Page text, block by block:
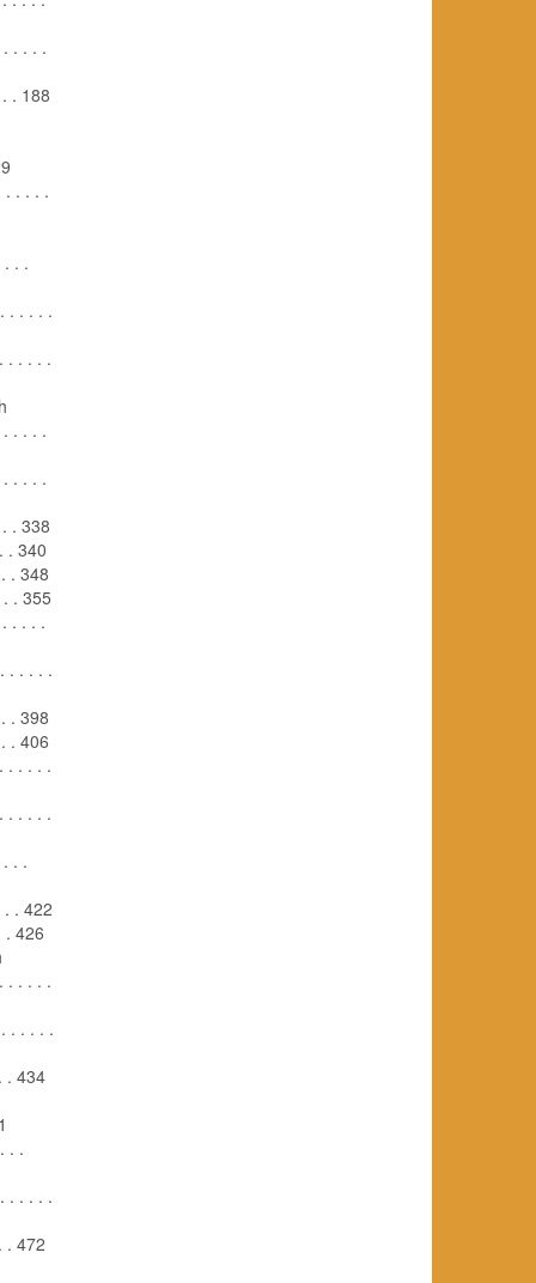
. . . .
. 188
. . . . .
. .
. . . . .
. . . . .
. . . .
. . . .
. 338
. 340
. 348
. 355
. . . .
. . . . .
. 398
. 406
. . . . .
. . . . .
. .
. 422
. 426
. . . . .
. . . . .
. 434
. .
. . . . .
. 472